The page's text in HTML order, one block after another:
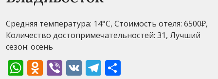
Средняя температура: 14°C, Стоимость отеля: 6500₽,
Количество достопримечательностей: 31, Лучший
сезон: осень
WhatsApp
Odnoklassniki
Viber
VK Telegram